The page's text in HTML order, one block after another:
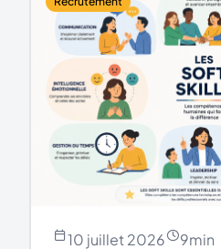
10 juillet 2026 9min